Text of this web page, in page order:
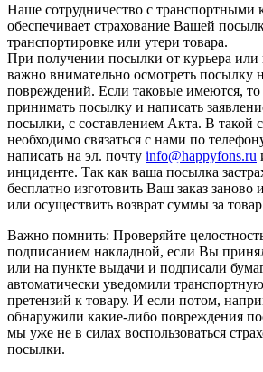
Наше сотрудничество с транспортными
обеспечивает страхование Вашей
транспортировке или утери товара.
При получении посылки от курьера или
важно внимательно осмотреть посылку
повреждений. Если таковые имеются,
принимать посылку и написать
посылки, с составлением Акта. В такой
необходимо связаться с нами по
написать на эл. почту info@happyfons.ru
инциденте. Так как ваша посылка
бесплатно изготовить Ваш заказ заново
или осуществить возврат суммы за
Важно помнить: Проверяйте
подписанием накладной, если Вы
или на пункте выдачи и подписали
автоматически уведомили
претензий к товару. И если потом,
обнаружили какие-либо повреждения
мы уже не в силах воспользоваться
посылки.